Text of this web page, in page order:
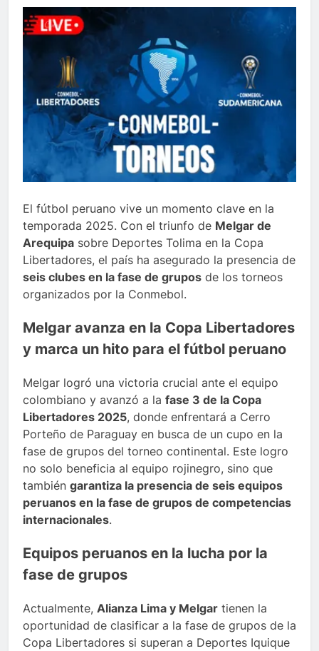
El fútbol peruano vive un momento clave en la
temporada 2025. Con el triunfo de Melgar de
Arequipa sobre Deportes Tolima en la Copa
Libertadores, el país ha asegurado la presencia de
seis clubes en la fase de grupos de los torneos
organizados por la Conmebol.
Melgar avanza en la Copa Libertadores
y marca un hito para el fútbol peruano
Melgar logró una victoria crucial ante el equipo
colombiano y avanzó a la fase 3 de la Copa
Libertadores 2025, donde enfrentará a Cerro
Porteño de Paraguay en busca de un cupo en la
fase de grupos del torneo continental. Este logro
no solo beneficia al equipo rojinegro, sino que
también garantiza la presencia de seis equipos
peruanos en la fase de grupos de competencias
internacionales.
Equipos peruanos en la lucha por la
fase de grupos
Actualmente, Alianza Lima y Melgar tienen la
oportunidad de clasificar a la fase de grupos de la
Copa Libertadores si superan a Deportes Iquique